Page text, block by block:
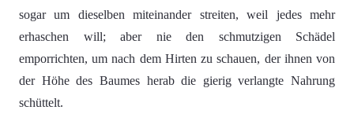
sogar um dieselben miteinander streiten, weil jedes mehr
erhaschen will; aber nie den schmutzigen Schädel
emporrichten, um nach dem Hirten zu schauen, der ihnen von
der Höhe des Baumes herab die gierig verlangte Nahrung
schüttelt.